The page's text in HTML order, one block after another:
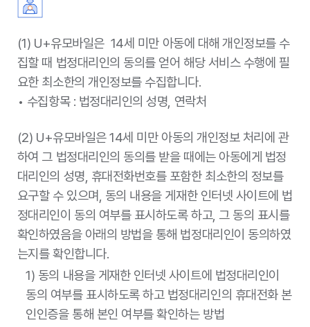
간
근거 법률 「통신비밀보호법」 제15조의2제2항
개인정보 항목
가입자의 전기통신일시, 전기통신개시•종료시
간, 발•착신 통신번호 등 상대방의 가입자번호,
보유 및 이용기
간
12개월(단, 시외/시내전화 역무와 관련된 자료인
경우에는 6개월 보관)
근거 법률 「통신비밀보호법」 제15조의2제2항
개인정보 항목
컴퓨터 통신, 인터넷 로그기록자료, 접속지 추적
자료
보유 및 이용기
간
(1) U+유모바일은 14세 미만 아동에 대해 개인정보를 수
집할 때 법정대리인의 동의를 얻어 해당 서비스 수행에 필
요한 최소한의 개인정보를 수집합니다.
• 수집항목 : 법정대리인의 성명, 연락처
(2) U+유모바일은 14세 미만 아동의 개인정보 처리에 관
하여 그 법정대리인의 동의를 받을 때에는 아동에게 법정
대리인의 성명, 휴대전화번호를 포함한 최소한의 정보를
요구할 수 있으며, 동의 내용을 게재한 인터넷 사이트에 법
정대리인이 동의 여부를 표시하도록 하고, 그 동의 표시를
확인하였음을 아래의 방법을 통해 법정대리인이 동의하였
는지를 확인합니다.
1) 동의 내용을 게재한 인터넷 사이트에 법정대리인이
동의 여부를 표시하도록 하고 법정대리인의 휴대전화 본
인인증을 통해 본인 여부를 확인하는 방법